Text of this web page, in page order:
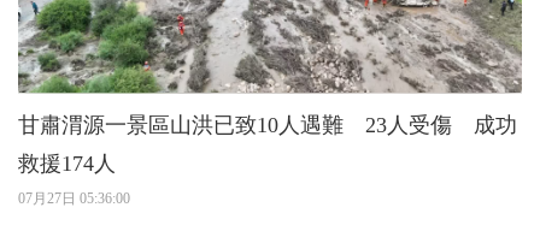
甘肅渭源一景區山洪已致10人遇難 23人受傷 成功
救援174人
07月27日 05:36:00